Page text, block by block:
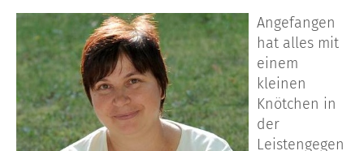
Angefangen
hat alles mit
einem
kleinen
Knötchen in
der
Leistengegen